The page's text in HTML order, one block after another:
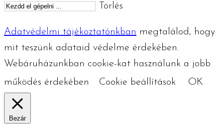
Törlés
Adatvédelmi tájékoztatónkban megtalálod, hogy
mit teszünk adataid védelme érdekében.
Webáruházunkban cookie-kat használunk a jobb
működés érdekében
Cookie beállítások OK
Bezár